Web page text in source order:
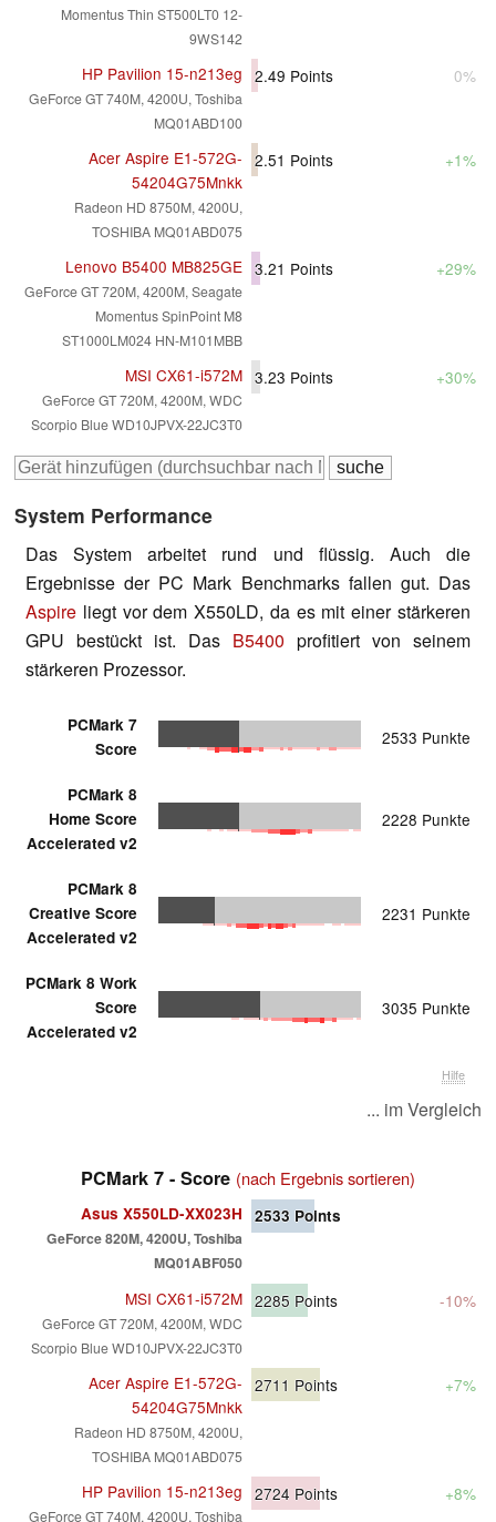
Momentus Thin ST500LT0 12-
9WS142
HP Pavilion 15-n213eg
GeForce GT 740M, 4200U, Toshiba
MQ01ABD100
2.49 Points 0%
Acer Aspire E1-572G-
54204G75Mnkk
Radeon HD 8750M, 4200U,
TOSHIBA MQ01ABD075
2.51 Points +1%
Lenovo B5400 MB825GE
GeForce GT 720M, 4200M, Seagate
Momentus SpinPoint M8
ST1000LM024 HN-M101MBB
3.21 Points +29%
MSI CX61-i572M
GeForce GT 720M, 4200M, WDC
Scorpio Blue WD10JPVX-22JC3T0
3.23 Points +30%
System Performance
Das System arbeitet rund und flüssig. Auch die
Ergebnisse der PC Mark Benchmarks fallen gut. Das
Aspire liegt vor dem X550LD, da es mit einer stärkeren
GPU bestückt ist. Das B5400 profitiert von seinem
stärkeren Prozessor.
PCMark 7
Score
2533 Punkte
PCMark 8
Home Score
Accelerated v2
2228 Punkte
PCMark 8
Creative Score
Accelerated v2
2231 Punkte
PCMark 8 Work
Score
Accelerated v2
3035 Punkte
Hilfe
... im Vergleich
PCMark 7 - Score (nach Ergebnis sortieren)
Asus X550LD-XX023H
GeForce 820M, 4200U, Toshiba
MQ01ABF050
2533 Points
MSI CX61-i572M
GeForce GT 720M, 4200M, WDC
Scorpio Blue WD10JPVX-22JC3T0
2285 Points -10%
Acer Aspire E1-572G-
54204G75Mnkk
Radeon HD 8750M, 4200U,
TOSHIBA MQ01ABD075
2711 Points +7%
HP Pavilion 15-n213eg
GeForce GT 740M, 4200U, Toshiba
2724 Points +8%